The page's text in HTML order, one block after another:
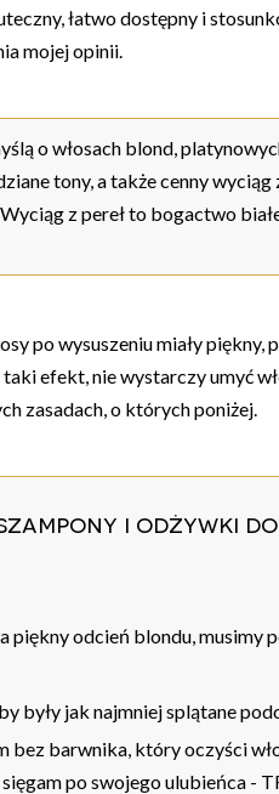
łatwo dostępny i
mojej opinii.
o włosach blond,
tony, a także cenny wyciąg
z pereł to bogactwo
po wysuszeniu miały piękny,
efekt, nie wystarczy umyć
zasadach, o których poniżej.
i odżywki
piękny odcień blondu, musimy
były jak najmniej splątane
bez barwnika, który oczyści
po swojego ulubieńca -